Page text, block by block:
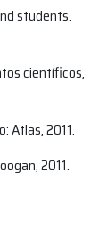
students.
científicos,
Atlas, 2011.
2011.